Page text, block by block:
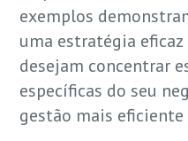
exemplos
uma estratégia eficaz
desejam concentrar
específicas do seu
gestão mais eficiente